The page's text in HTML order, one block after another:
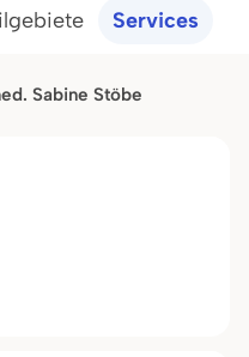
Services
Sabine Stöbe